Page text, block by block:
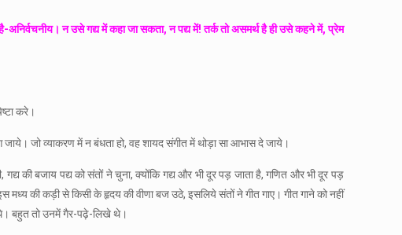
न उसे गद्य में कहा जा सकता, न पद्य में! तर्क तो असमर्थ है ही उसे कहने में, प्रेम
करे।
जो व्याकरण में न बंधता हो, वह शायद संगीत में थोड़ा सा आभास दे जाये।
की बजाय पद्य को संतों ने चुना, क्योंकि गद्य और भी दूर पड़ जाता है, गणित और भी दूर पड़
मध्य की कड़ी से किसी के हृदय की वीणा बज उठे, इसलिये संतों ने गीत गाए। गीत गाने को नहीं
थे। बहुत तो उनमें गैर-पढ़े-लिखे थे।